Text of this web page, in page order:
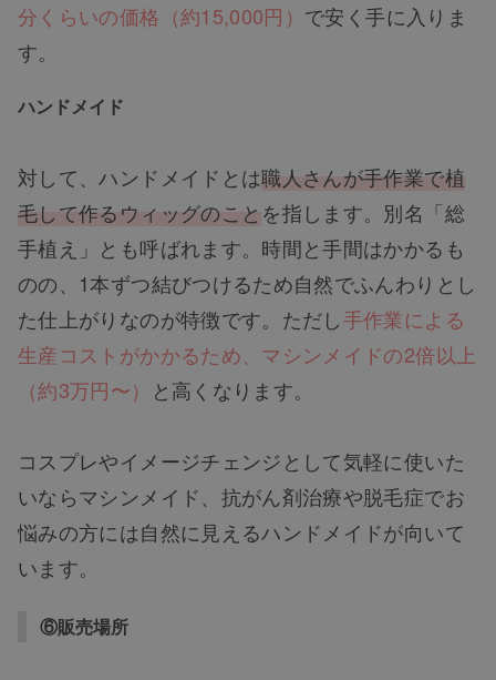
分くらいの価格（約15,000円） で安く手に入りま
す。
ハンドメイド
対して、ハンドメイドとは職人さんが手作業で植
毛して作るウィッグのこと を指します。別名「総
手植え」とも呼ばれます。時間と手間はかかるも
のの、1本ずつ結びつけるため自然でふんわりとし
た仕上がりなのが特徴です。ただし手作業による
生産コストがかかるため、マシンメイドの2倍以上
（約3万円〜）
と高くなります。
コスプレやイメージチェンジとして気軽に使いた
いならマシンメイド、抗がん剤治療や脱毛症でお
悩みの方には自然に見えるハンドメイドが向いて
います。
⑥販売場所